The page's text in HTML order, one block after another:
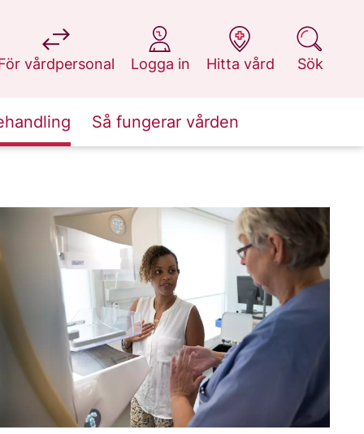
vårdpersonal
på 1177.se
Logga in
på 1177.se
Hitta vård
på 1177.se
Sök
på 1177.se
Så fungerar vården